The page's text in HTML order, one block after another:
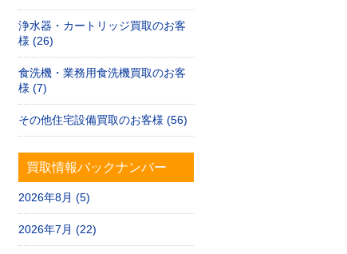
浄水器・カートリッジ買取のお客
様 (26)
食洗機・業務用食洗機買取のお客
様 (7)
その他住宅設備買取のお客様 (56)
買取情報バックナンバー
2026年8月 (5)
2026年7月 (22)